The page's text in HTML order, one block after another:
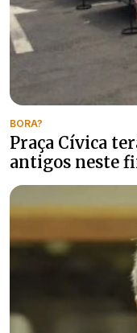
BORA?
Praça Cívica
antigos neste